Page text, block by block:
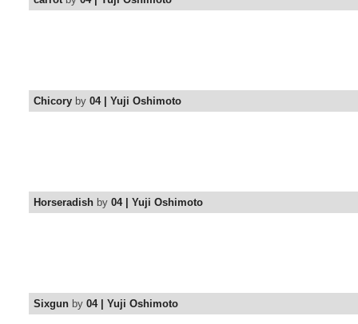
Chicory by 04 | Yuji Oshimoto
Horseradish by 04 | Yuji Oshimoto
Sixgun by 04 | Yuji Oshimoto